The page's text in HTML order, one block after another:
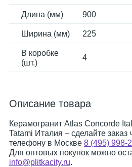
Длина (мм) 900
Ширина (мм) 225
В коробке
(шт.)
4
Описание товара
Керамогранит Atlas Concorde
Tatami Италия – сделайте заказ
телефону в Москве 8 (495) 998-
Для оптовых покупок можно
info@plitkacity.ru.